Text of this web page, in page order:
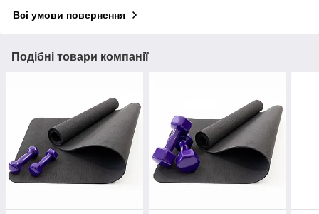
Всі умови повернення
Подібні товари компанії